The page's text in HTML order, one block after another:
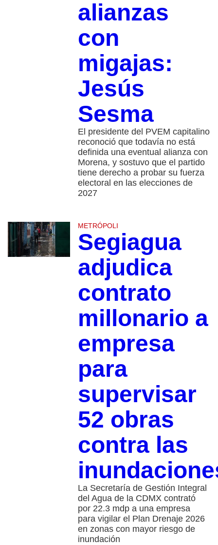
alianzas
con
migajas:
Jesús
Sesma
El presidente del PVEM capitalino
reconoció que todavía no está
definida una eventual alianza con
Morena, y sostuvo que el partido
tiene derecho a probar su fuerza
electoral en las elecciones de
2027
METRÓPOLI
Segiagua
adjudica
contrato
millonario a
empresa
para
supervisar
52 obras
contra las
La Secretaría de Gestión Integral
del Agua de la CDMX contrató
por 22.3 mdp a una empresa
para vigilar el Plan Drenaje 2026
en zonas con mayor riesgo de
inundación